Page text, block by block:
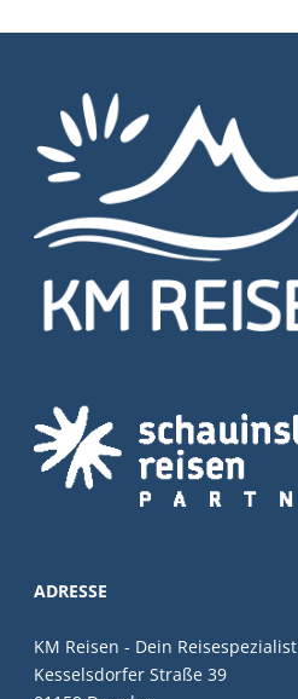
ADRESSE
KM Reisen - Dein Reisespezialist
Kesselsdorfer Straße 39